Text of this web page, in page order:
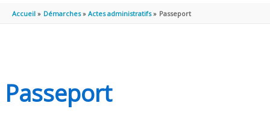
PRINCIPAL
Accueil Démarches Actes administratifs Passeport
Passeport